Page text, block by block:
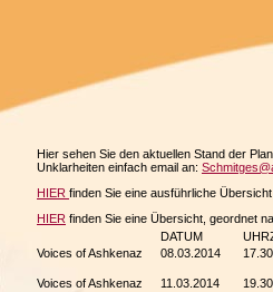
Hier sehen Sie den aktuellen Stand der
Unklarheiten einfach email an:
HIER finden Sie eine ausführliche
HIER finden Sie eine Übersicht, geordnet
DATUM
Voices of Ashkenaz
08.03.2014 17.30
Voices of Ashkenaz 11.03.2014
19.30